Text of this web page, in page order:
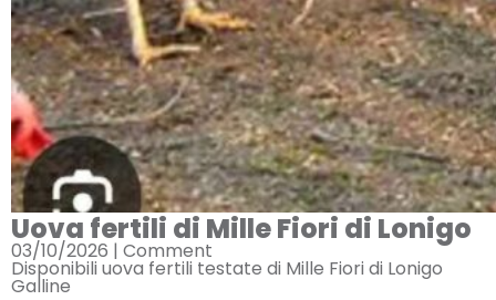
Uova fertili di Mille Fiori di Lonigo
03/10/2026 | Comment
Disponibili uova fertili testate di Mille Fiori di Lonigo
Galline